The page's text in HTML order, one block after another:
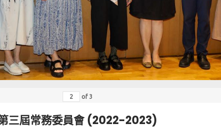
of 3
三屆常務委員會 (2022-2023)